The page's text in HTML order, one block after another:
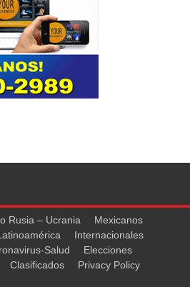
Rusia – Ucrania
Mexicanos
Internacionales
Salud
Elecciones
Clasificados Privacy Policy